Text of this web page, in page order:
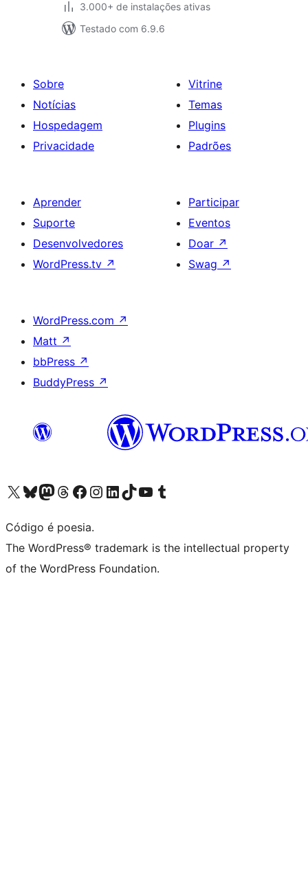
3.000+ de instalações ativas
Testado com 6.9.6
Sobre
Notícias
Hospedagem
Privacidade
Vitrine
Temas
Plugins
Padrões
Aprender
Suporte
Desenvolvedores
WordPress.tv ↗
Participar
Eventos
Doar ↗
Swag ↗
WordPress.com ↗
Matt ↗
bbPress ↗
BuddyPress ↗
Acessar nossa conta do X (antigo Twitter)
Acessar nossa conta do Bluesky
Acessar nossa conta do Mastodon
Acessar nossa conta do Threads
Acessar nossa página do Facebook
Acessar nossa conta do Instagram
Acessar nossa conta do LinkedIn
Acessar nossa conta do TikTok
Acessar nosso canal do YouTube
Acessar nossa conta no Tumblr
Código é poesia.
The WordPress® trademark is the intellectual property
of the WordPress Foundation.